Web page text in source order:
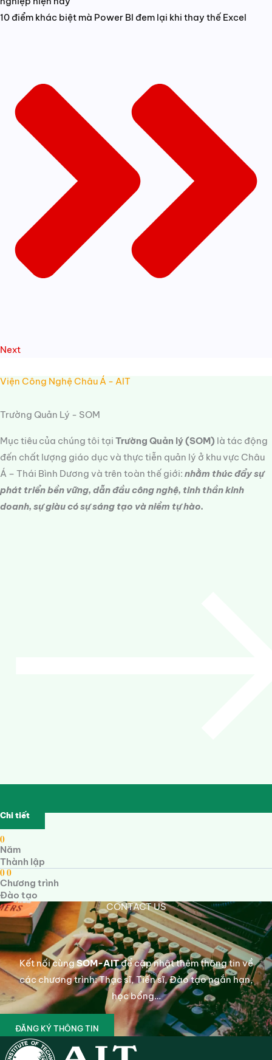
10 điểm khác biệt mà Power BI đem lại khi thay thế Excel
Next
Viện Công Nghệ Châu Á - AIT
Trường Quản Lý - SOM
Mục tiêu của chúng tôi tại Trường Quản lý (SOM) là tác động
đến chất lượng giáo dục và thực tiễn quản lý ở khu vực Châu
Á – Thái Bình Dương và trên toàn thế giới: nhằm thúc đẩy sự
phát triển bền vững, dẫn đầu công nghệ, tinh thần kinh
doanh, sự giàu có sự sáng tạo và niềm tự hào.
Chi tiết
0
Năm
Thành lập
00
Chương trình
Đào tạo
CONTACT US
Kết nối cùngSOM-AITđể cập nhật thêm thông tin về
các chương trình: Thạc sĩ, Tiến sĩ, Đào tạo ngắn hạn,
học bổng…
ĐĂNG KÝ THÔNG TIN